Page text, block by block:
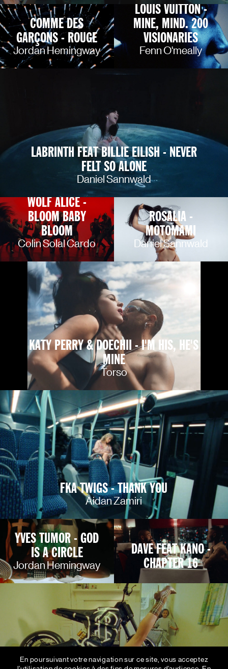
COMME DES
GARÇONS - ROUGE
Jordan Hemingway
LOUIS VUITTON -
MINE, MIND. 200
VISIONARIES
Fenn O'meally
LABRINTH FEAT BILLIE EILISH - NEVER
FELT SO ALONE
Daniel Sannwald
WOLF ALICE -
BLOOM BABY
BLOOM
Colin Solal Cardo
ROSALIA -
MOTOMAMI
Daniel Sannwald
KATY PERRY & DOECHII - I'M HIS, HE'S
MINE
Torso
FKA TWIGS - THANK YOU
Aidan Zamiri
YVES TUMOR - GOD
IS A CIRCLE
Jordan Hemingway
DAVE FEAT KANO -
CHAPTER 16
En poursuivant votre navigation sur ce site, vous acceptez